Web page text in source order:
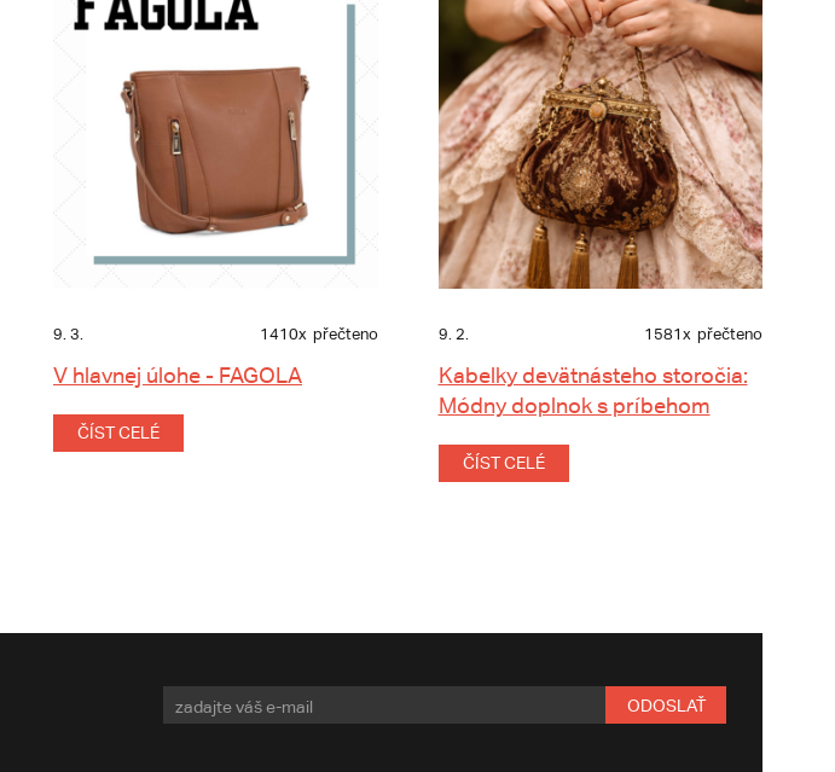
9. 3. 1410x přečteno
V hlavnej úlohe - FAGOLA
ČÍST CELÉ
9. 2. 1581x přečteno
Kabelky devätnásteho storočia:
Módny doplnok s príbehom
ČÍST CELÉ
ODOSLAŤ